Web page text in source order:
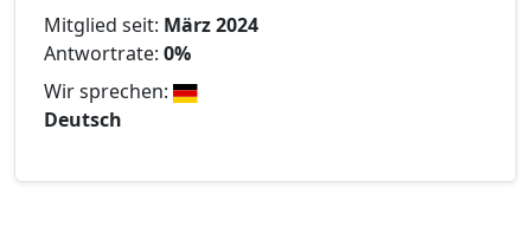
Mitglied seit: März 2024
Antwortrate: 0%
Wir sprechen:
Deutsch